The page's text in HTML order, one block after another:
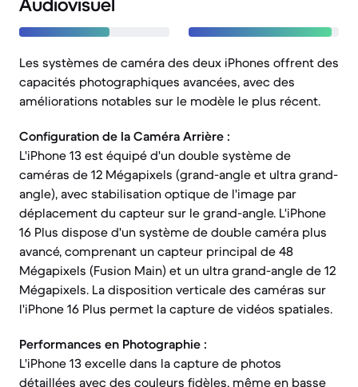
Audiovisuel
Les systèmes de caméra des deux iPhones offrent des
capacités photographiques avancées, avec des
améliorations notables sur le modèle le plus récent.
Configuration de la Caméra Arrière :
L'iPhone 13 est équipé d'un double système de
caméras de 12 Mégapixels (grand-angle et ultra grand-
angle), avec stabilisation optique de l'image par
déplacement du capteur sur le grand-angle. L'iPhone
16 Plus dispose d'un système de double caméra plus
avancé, comprenant un capteur principal de 48
Mégapixels (Fusion Main) et un ultra grand-angle de 12
Mégapixels. La disposition verticale des caméras sur
l'iPhone 16 Plus permet la capture de vidéos spatiales.
Performances en Photographie :
L'iPhone 13 excelle dans la capture de photos
détaillées avec des couleurs fidèles, même en basse